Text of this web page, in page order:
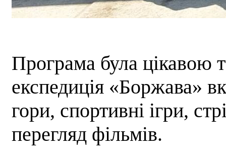
Програма була цікавою
експедиція «Боржава»
гори, спортивні ігри,
перегляд фільмів.